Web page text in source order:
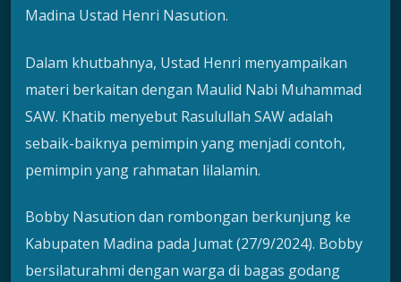
Madina Ustad Henri Nasution.
Dalam khutbahnya, Ustad Henri menyampaikan
materi berkaitan dengan Maulid Nabi Muhammad
SAW. Khatib menyebut Rasulullah SAW adalah
sebaik-baiknya pemimpin yang menjadi contoh,
pemimpin yang rahmatan lilalamin.
Bobby Nasution dan rombongan berkunjung ke
Kabupaten Madina pada Jumat (27/9/2024). Bobby
bersilaturahmi dengan warga di bagas godang